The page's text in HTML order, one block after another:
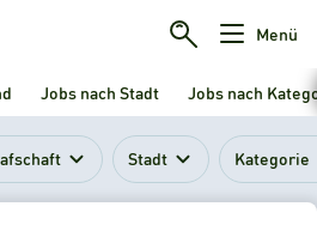
Menü
Jobs nach Stadt Jobs nach
Stadt Kategorie